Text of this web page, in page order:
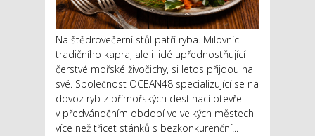
Na štědrovečerní stůl patří ryba. Milovníci
tradičního kapra, ale i lidé upřednostňující
čerstvé mořské živočichy, si letos přijdou na
své. Společnost OCEAN48 specializující se na
dovoz ryb z přímořských destinací otevře
v předvánočním období ve velkých městech
více než třicet stánků s bezkonkurenční...